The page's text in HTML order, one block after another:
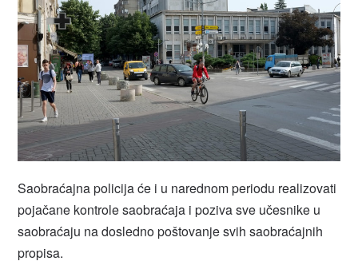
Saobraćajna policija će i u narednom periodu realizovati
pojačane kontrole saobraćaja i poziva sve učesnike u
saobraćaju na dosledno poštovanje svih saobraćajnih
propisa.